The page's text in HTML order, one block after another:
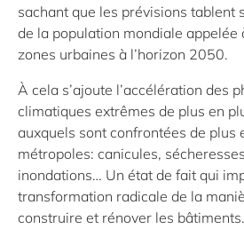
sachant que les prévisions tablent
de la population mondiale appelée
zones urbaines à l’horizon 2050.
À cela s’ajoute l’accélération des
climatiques extrêmes de plus en
auxquels sont confrontées de plus
métropoles: canicules,
inondations… Un état de fait qui
transformation radicale de la
construire et rénover les